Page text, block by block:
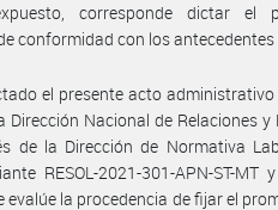
corresponde dictar el
conformidad con los
el presente acto
Dirección Nacional de Relaciones
de la Dirección de Normativa
RESOL-2021-301-APN-ST-MT
evalúe la procedencia de fijar el